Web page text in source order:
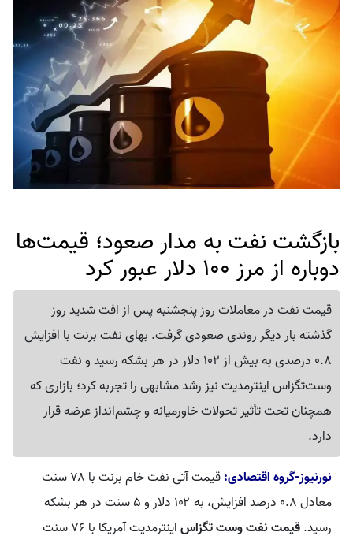
بازگشت نفت به مدار صعود؛ قیمت‌ها
دوباره از مرز 100 دلار عبور کرد
قیمت نفت در معاملات روز پنجشنبه پس از افت شدید روز
گذشته بار دیگر روندی صعودی گرفت. بهای نفت برنت با افزایش
0.8 درصدی به بیش از 102 دلار در هر بشکه رسید و نفت
وست‌تگزاس اینترمدیت نیز رشد مشابهی را تجربه کرد؛ بازاری که
همچنان تحت تأثیر تحولات خاورمیانه و چشم‌انداز عرضه قرار
دارد.
نورنیوز-گروه اقتصادی:
قیمت آتی نفت خام برنت با ۷۸ سنت
معادل ۰.۸ درصد افزایش، به ۱۰۲ دلار و ۵ سنت در هر بشکه
رسید.قیمت نفت وست تگزاس
اینترمدیت آمریکا با ۷۶ سنت